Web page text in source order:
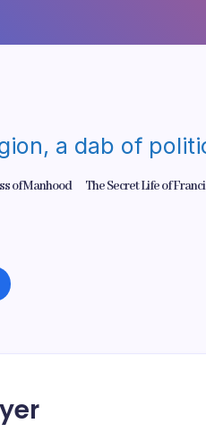
a dab of
of Manhood The Secret Life of